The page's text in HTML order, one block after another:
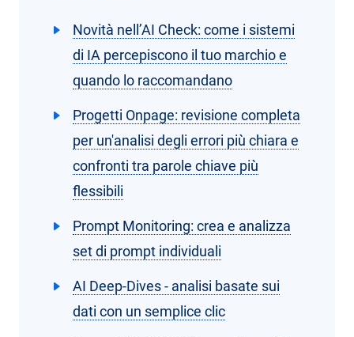
Novità nell’AI Check: come i sistemi
di IA percepiscono il tuo marchio e
quando lo raccomandano
Progetti Onpage: revisione completa
per un'analisi degli errori più chiara e
confronti tra parole chiave più
flessibili
Prompt Monitoring: crea e analizza
set di prompt individuali
AI Deep-Dives - analisi basate sui
dati con un semplice clic